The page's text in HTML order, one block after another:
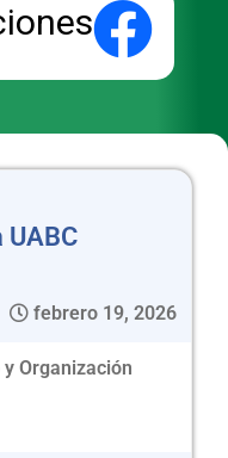
UABC
febrero 19, 2026
y Organización